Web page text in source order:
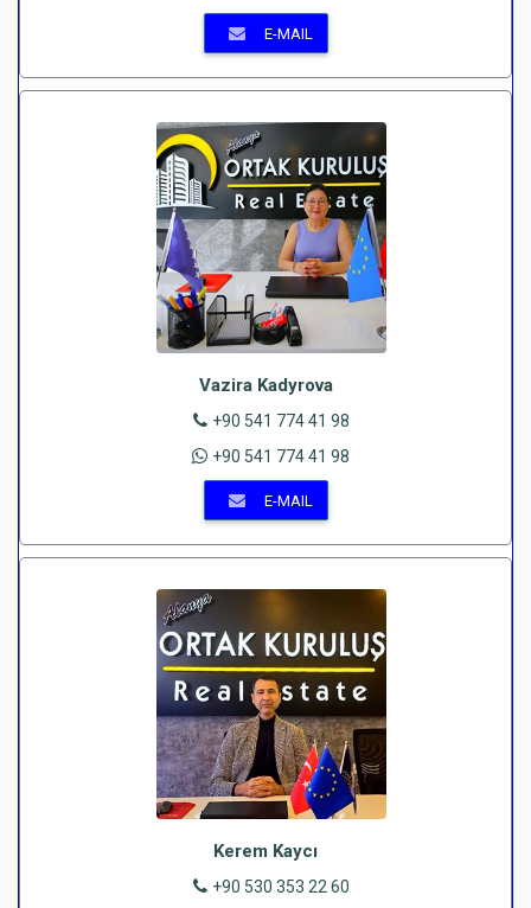
E-MAIL
Vazira Kadyrova
+90 541 774 41 98
+90 541 774 41 98
E-MAIL
Kerem Kaycı
+90 530 353 22 60